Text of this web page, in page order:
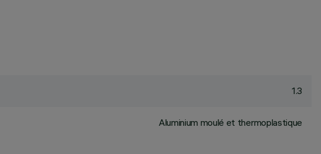
1.3
Aluminium moulé et thermoplastique